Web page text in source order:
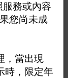
得88點。
取期限為10天，
啡的領取期限為
服務或內容
您尚未成
，當出現
時，限定年